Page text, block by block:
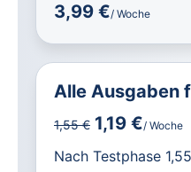
3,99 €/ Woche
Alle Ausgaben
1,55 € 1,19 €/ Woche
Nach Testphase